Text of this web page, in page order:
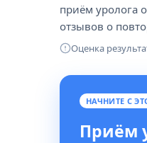
приём уролога
отзывов о
Оценка
НАЧНИТЕ С
Приём